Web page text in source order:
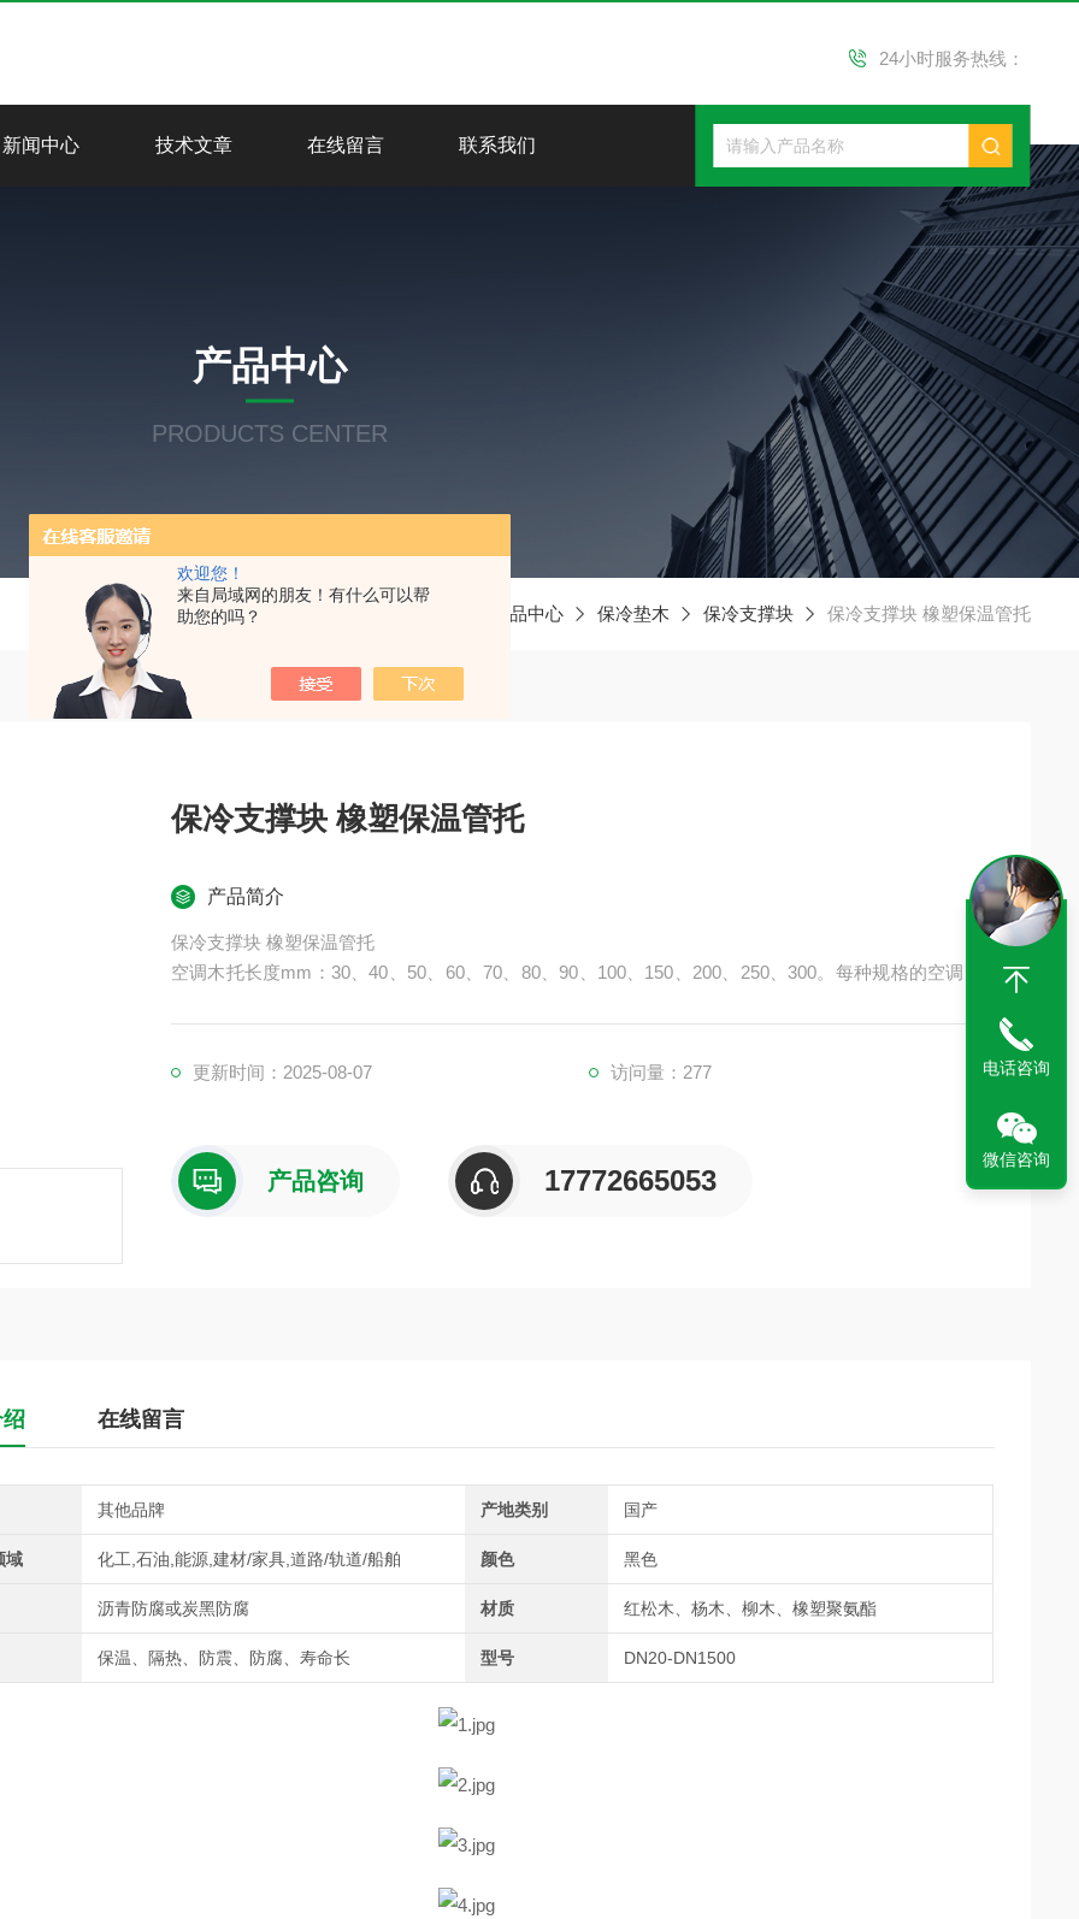
欢迎您！
来自局域网的朋友！有什么可以帮
助您的吗？
24小时服务热线：
新闻中心 技术文章 在线留言 联系我们
产品中心
PRODUCTS CENTER
产品中心 保冷垫木 保冷支撑块 保冷支撑块 橡塑保温管托
保冷支撑块 橡塑保温管托
产品简介
保冷支撑块 橡塑保温管托
空调木托长度mm：30、40、50、60、70、80、90、100、150、200、250、300。每种规格的空调木
5度、60度、120度、180度等可按客户要求制作。
更新时间：2025-08-07 访问量：277
产品咨询 17772665053
在线留言
其他品牌 产地类别 国产
域 化工,石油,能源,建材/家具,道路/轨道/船舶 颜色 黑色
沥青防腐或炭黑防腐 材质 红松木、杨木、柳木、橡塑聚氨酯
保温、隔热、防震、防腐、寿命长 型号 DN20-DN1500
电话咨询
微信咨询